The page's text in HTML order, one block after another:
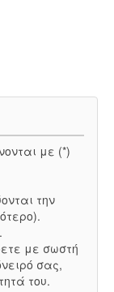
με (*)
την
με σωστή
σας,
του.